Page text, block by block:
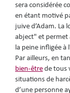
sera considérée
en étant motivé
juive d’Adam. La
abject" et permet
la peine infligée à
Par ailleurs, en
bien-être de tous
situations de
d’une personne